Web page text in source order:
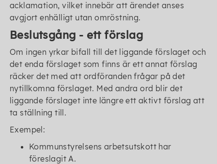
acklamation, vilket innebär att ärendet anses
avgjort enhälligt utan omröstning.
Beslutsgång - ett förslag
Om ingen yrkar bifall till det liggande förslaget och
det enda förslaget som finns är ett annat förslag
räcker det med att ordföranden frågar på det
nytillkomna förslaget. Med andra ord blir det
liggande förslaget inte längre ett aktivt förslag att
ta ställning till.
Exempel:
Kommunstyrelsens arbetsutskott har
föreslagit A.